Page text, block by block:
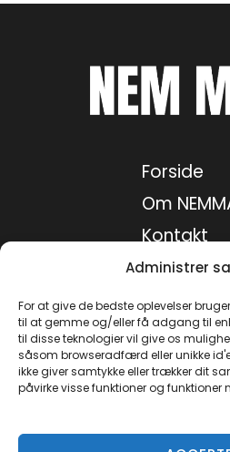
Administrer
For at give de bedste oplevelser
til at gemme og/eller få adgang til
til disse teknologier vil give os
såsom browseradfærd eller unikke
ikke giver samtykke eller trækker dit
påvirke visse funktioner og funktioner
2. august 2026
4. august 2026
5. august 2026
Forside
Om
Kontakt
Medie kit
Instagram